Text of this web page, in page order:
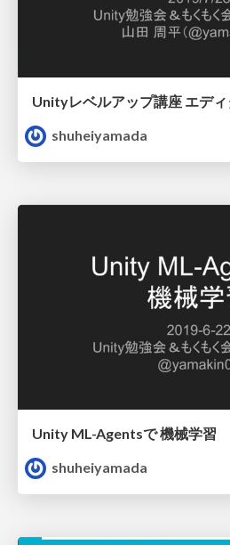
shuheiyamada
Unity ML-Agentsで 機械学習
shuheiyamada